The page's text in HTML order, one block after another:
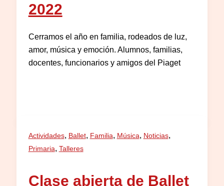
2022
Cerramos el año en familia, rodeados de luz,
amor, música y emoción. Alumnos, familias,
docentes, funcionarios y amigos del Piaget
Actividades, Ballet, Familia, Música, Noticias,
Primaria, Talleres
Clase abierta de Ballet